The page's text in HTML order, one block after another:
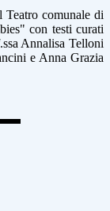
Teatro comunale di
con testi curati
Annalisa Telloni
e Anna Grazia